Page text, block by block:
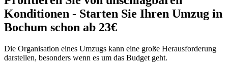
Konditionen - Starten Sie Ihren Umzug in
Bochum schon ab 23€
Die Organisation eines Umzugs kann eine große Herausforderung
darstellen, besonders wenn es um das Budget geht.